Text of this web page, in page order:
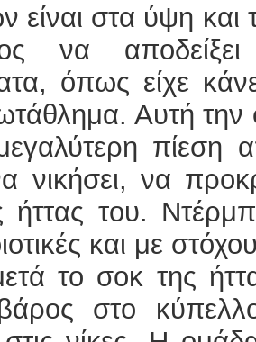
είναι στα ύψη και
να αποδείξει
όπως είχε
Αυτή
πίεση
νικήσει, να
ήττας του.
και με
το σοκ της
στο